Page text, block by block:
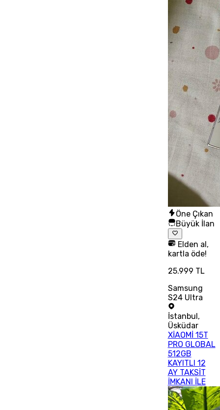
Öne Çıkan
Büyük İlan
Elden al,
kartla öde!
25.999 TL
Samsung
S24 Ultra
İstanbul,
Üsküdar
XİAOMİ 15T
PRO GLOBAL
512GB
KAYITLI 12
AY TAKSİT
İMKANI İLE